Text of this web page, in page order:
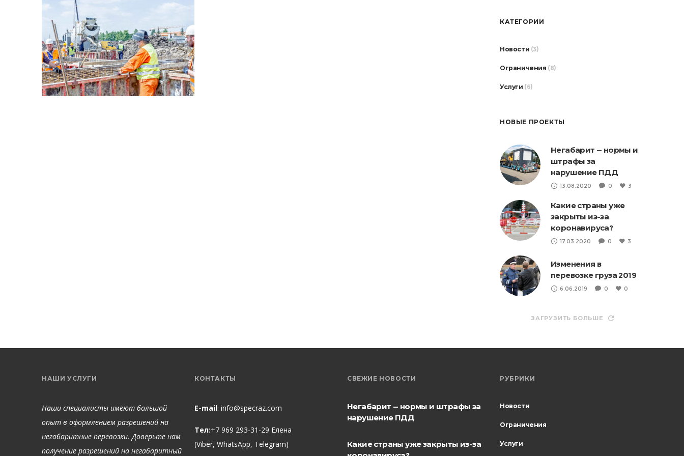
КАТЕГОРИИ
Новости (3)
Ограничения (8)
Услуги (6)
НОВЫЕ ПРОЕКТЫ
Негабарит — нормы и
штрафы за
нарушение ПДД
13.08.2020 0 3
Какие страны уже
закрыты из-за
коронавируса?
17.03.2020 0 3
Изменения в
перевозке груза 2019
6.06.2019 0 0
ЗАГРУЗИТЬ БОЛЬШЕ
НАШИ УСЛУГИ
Наши специалисты имеют большой
опыт в оформлением разрешений на
негабаритные перевозки. Доверьте нам
получение разрешений на негабаритный
КОНТАКТЫ
E-mail: info@specraz.com
Тел:+7 969 293-31-29 Елена
(Viber, WhatsApp, Telegram)
СВЕЖИЕ НОВОСТИ
Негабарит — нормы и штрафы за
нарушение ПДД
Какие страны уже закрыты из-за
РУБРИКИ
Новости
Ограничения
Услуги